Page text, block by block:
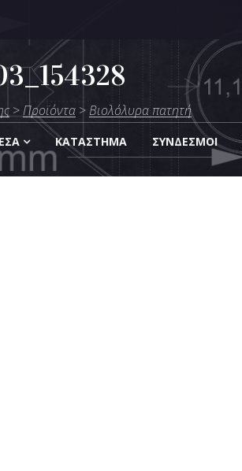
KΑΤΆΣΤΗΜΑ ΣΎΝΔΕΣΜΟΙ
>Προϊόντα >Βιολόλυρα πατητή